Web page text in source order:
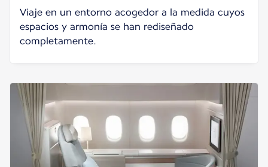
Viaje en un entorno acogedor a la medida cuyos
espacios y armonía se han rediseñado
completamente.